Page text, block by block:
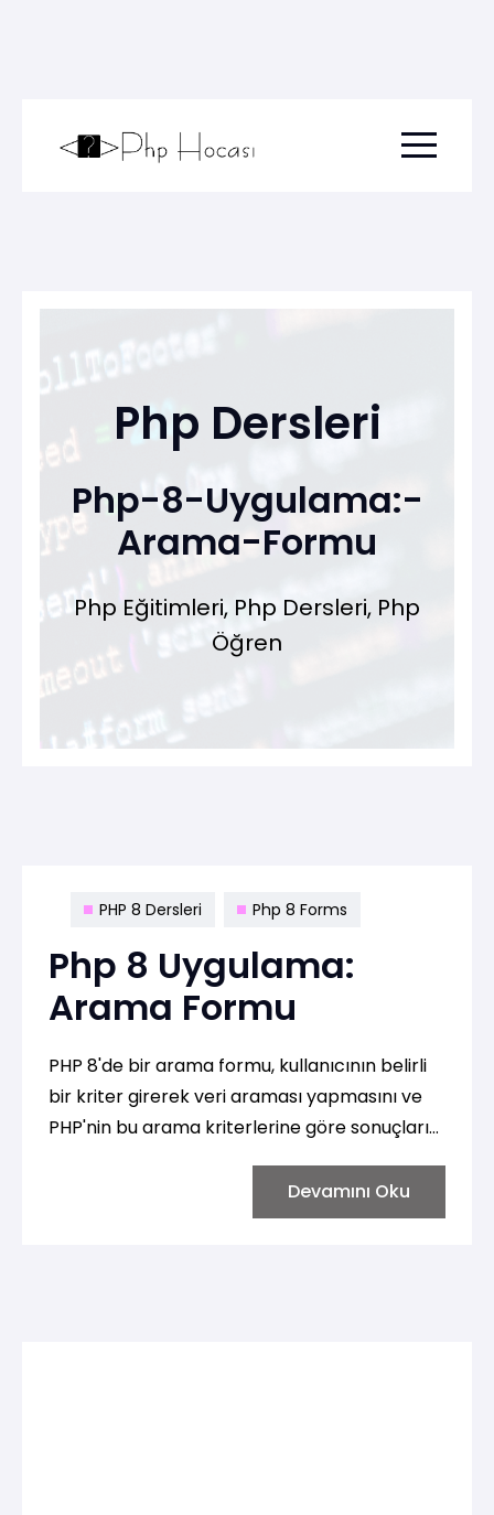
Menu
Php Dersleri
Php-8-Uygulama:-
Arama-Formu
Php Eğitimleri, Php Dersleri, Php
Öğren
PHP 8 Dersleri Php 8 Forms
Php 8 Uygulama:
Arama Formu
PHP 8'de bir arama formu, kullanıcının belirli
bir kriter girerek veri araması yapmasını ve
PHP'nin bu arama kriterlerine göre sonuçları
yöntemiyle yapılır, çünkü arama sonuçları
URL'de görünür ve paylaşılabilir olur. Aşağıda,
Devamını Oku